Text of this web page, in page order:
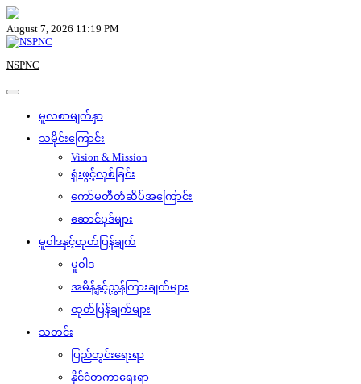
Skip
to
content
August 7, 2026 11:19 PM
NSPNC
မူလစာမျက်နှာ
သမိုင်းကြောင်း
Vision & Mission
ရုံးဖွင့်လှစ်ခြင်း
ကော်မတီတံဆိပ်အကြောင်း
ဆောင်ပုဒ်များ
မူဝါဒနှင့်ထုတ်ပြန်ချက်
မူဝါဒ
အမိန့်နှင့်ညွှန်ကြားချက်များ
ထုတ်ပြန်ချက်များ
သတင်း
ပြည်တွင်းရေးရာ
နိုင်ငံတကာရေးရာ